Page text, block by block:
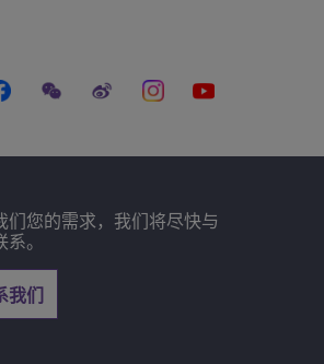
您的需求，我们将尽快与
系。
我们